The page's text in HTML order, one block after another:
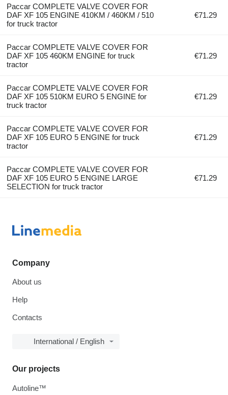
Paccar COMPLETE VALVE COVER FOR
DAF XF 105 ENGINE 410KM / 460KM / 510
for truck tractor
€71.29
Paccar COMPLETE VALVE COVER FOR
DAF XF 105 460KM ENGINE for truck
tractor
€71.29
Paccar COMPLETE VALVE COVER FOR
DAF XF 105 510KM EURO 5 ENGINE for
truck tractor
€71.29
Paccar COMPLETE VALVE COVER FOR
DAF XF 105 EURO 5 ENGINE for truck
tractor
€71.29
Paccar COMPLETE VALVE COVER FOR
DAF XF 105 EURO 5 ENGINE LARGE
SELECTION for truck tractor
€71.29
Company
About us
Help
Contacts
International / English
Our projects
Autoline™